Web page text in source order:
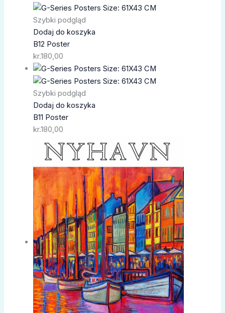
Szybki podgląd
Dodaj do koszyka
B12 Poster
kr.180,00
Szybki podgląd
Dodaj do koszyka
B11 Poster
kr.180,00